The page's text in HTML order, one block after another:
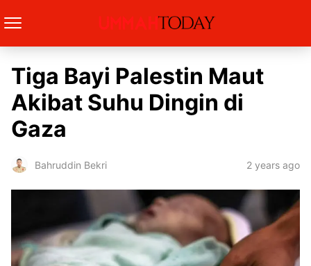
Tiga Bayi Palestin Maut
Akibat Suhu Dingin di
Gaza
Bahruddin Bekri 2 years ago